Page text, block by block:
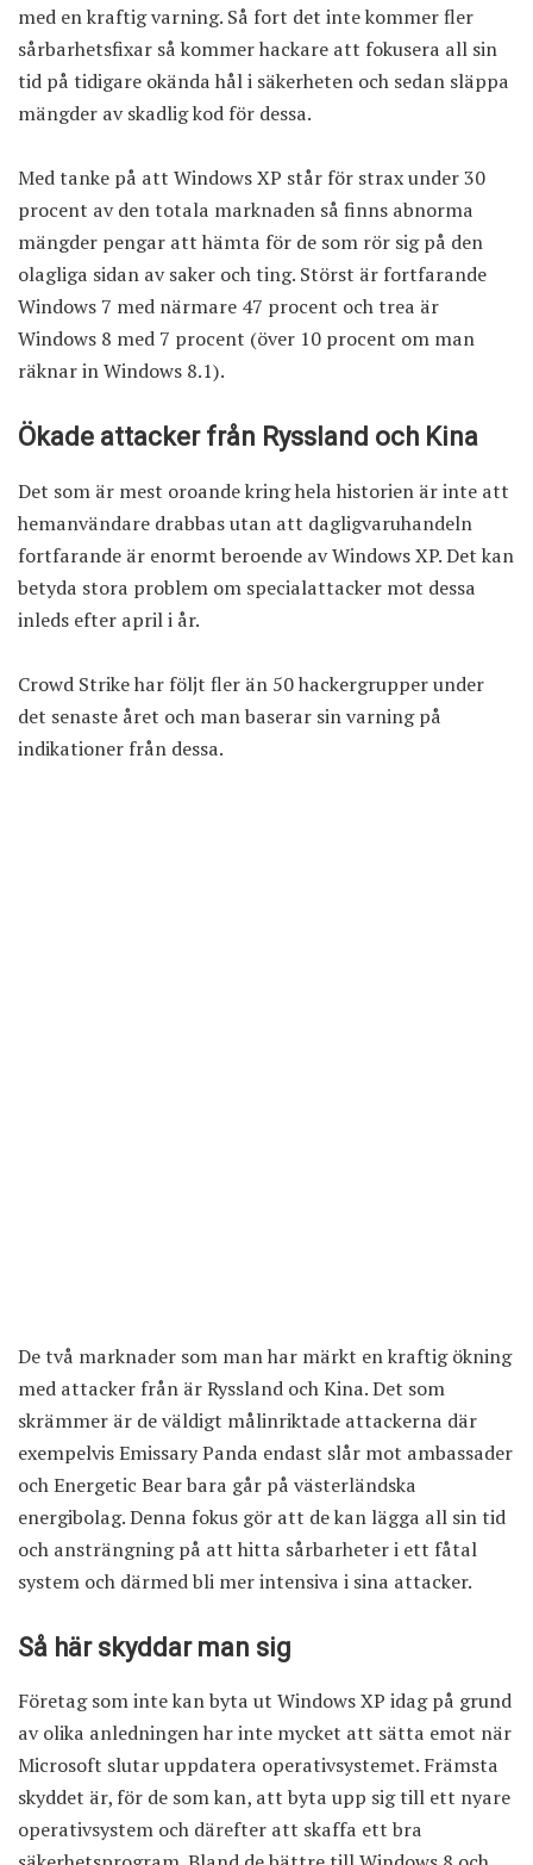
med en kraftig varning. Så fort det inte kommer fler
sårbarhetsfixar så kommer hackare att fokusera all sin
tid på tidigare okända hål i säkerheten och sedan släppa
mängder av skadlig kod för dessa.
Med tanke på att Windows XP står för strax under 30
procent av den totala marknaden så finns abnorma
mängder pengar att hämta för de som rör sig på den
olagliga sidan av saker och ting. Störst är fortfarande
Windows 7 med närmare 47 procent och trea är
Windows 8 med 7 procent (över 10 procent om man
räknar in Windows 8.1).
Ökade attacker från Ryssland och Kina
Det som är mest oroande kring hela historien är inte att
hemanvändare drabbas utan att dagligvaruhandeln
fortfarande är enormt beroende av Windows XP. Det kan
betyda stora problem om specialattacker mot dessa
inleds efter april i år.
Crowd Strike har följt fler än 50 hackergrupper under
det senaste året och man baserar sin varning på
indikationer från dessa.
De två marknader som man har märkt en kraftig ökning
med attacker från är Ryssland och Kina. Det som
skrämmer är de väldigt målinriktade attackerna där
exempelvis Emissary Panda endast slår mot ambassader
och Energetic Bear bara går på västerländska
energibolag. Denna fokus gör att de kan lägga all sin tid
och ansträngning på att hitta sårbarheter i ett fåtal
system och därmed bli mer intensiva i sina attacker.
Så här skyddar man sig
Företag som inte kan byta ut Windows XP idag på grund
av olika anledningen har inte mycket att sätta emot när
Microsoft slutar uppdatera operativsystemet. Främsta
skyddet är, för de som kan, att byta upp sig till ett nyare
operativsystem och därefter att skaffa ett bra